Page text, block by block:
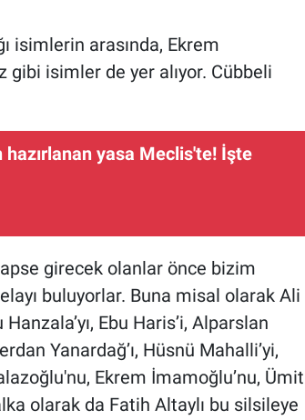
isimlerin arasında, Ekrem
gibi isimler de yer alıyor. Cübbeli
yasa Meclis'te! İşte
girecek olanlar önce bizim
buluyorlar. Buna misal olarak Ali
Hanzala’yı, Ebu Haris’i, Alparslan
Yanardağ’ı, Hüsnü Mahalli’yi,
Ekrem İmamoğlu’nu, Ümit
olarak da Fatih Altaylı bu silsileye